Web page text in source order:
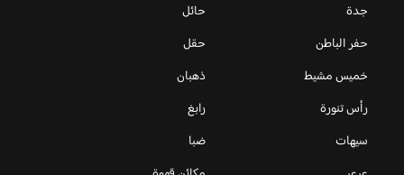
جدة
حائل
حفر الباطن
حقل
خميس مشيط
ذهبان
رأس تنورة
رابغ
سيهات
ضبا